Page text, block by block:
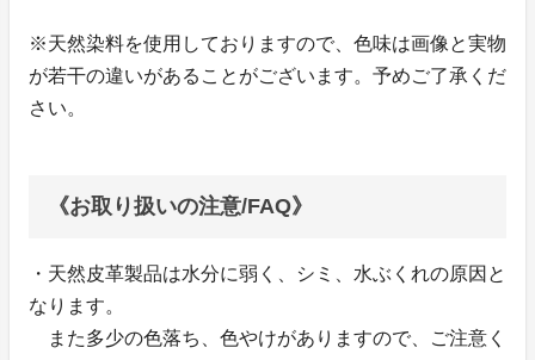
※天然染料を使用しておりますので、色味は画像と実物
が若干の違いがあることがございます。予めご了承くだ
さい。
《お取り扱いの注意/FAQ》
・天然皮革製品は水分に弱く、シミ、水ぶくれの原因と
なります。
また多少の色落ち、色やけがありますので、ご注意く